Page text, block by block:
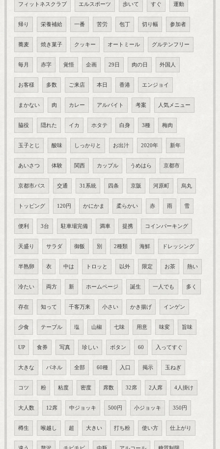
フィットネスクラブ エルスポーツ 歩いて すぐ 運動
帰り 栄養補給 一番 苦労 包丁 切り幅 参加者
蕎麦 焼き菓子 クッキー オートミール グルテンフリー
毎月 赤字 覚悟 企画 29日 肉の日 外国人
お客様 多数 ご来店 本日 香港 エンジョイ
まかない 肉 カレー アルバイト 考案 人気メニュー
脇役 隠れた イカ ホタテ 白身 3種 梅肉
玉子とじ 酸味 しっかりと お出汁 2020年 新年
あいさつ 体験 関西 カップル うめはら 京都市
京都市バス 交通 31系統 四条 京阪 河原町 烏丸
トッピング 120円 かにかま 柔らかい 赤 雨 雪
便利 3台 駐車場完備 満車 提携 コインパーキング
天盛り サラダ 御飯 別 2種類 海鮮 ドレッシング
半熟卵 衣 中は トロッと 以外 限定 お茶 熱い
冷たい 両方 新 ホームページ 誕生 一人でも 多く
存在 知って 千客万来 小さい かき揚げ インゲン
少食 テーブル 塩 山椒 七味 用意 味変 旨味
UP 食券 写真 珍しい ボタン 60 入ってすぐ
大きな パネル 全部 60種 入口 掲示 玉ねぎ
コツ 粉 粘度 密度 席数 32席 2人席 4人掛け
大人数 12席 中ジョッキ 500円 小ジョッキ 350円
樽生 喉越し 超 大きい 打ち粉 使い方 仕上がり